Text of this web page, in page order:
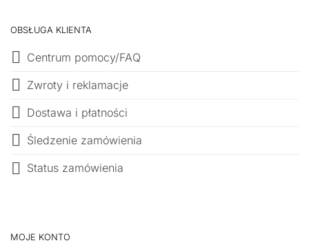
OBSŁUGA KLIENTA
Centrum pomocy/FAQ
Zwroty i reklamacje
Dostawa i płatności
Śledzenie zamówienia
Status zamówienia
MOJE KONTO